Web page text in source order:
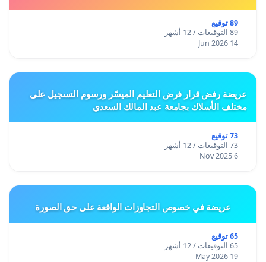
89 توقيع
89 التوقيعات / 12 أشهر
14 Jun 2026
عريضة رفض قرار فرض التعليم الميسّر ورسوم التسجيل على
مختلف الأسلاك بجامعة عبد المالك السعدي
73 توقيع
73 التوقيعات / 12 أشهر
6 Nov 2025
عريضة في خصوص التجاوزات الواقعة على حق الصورة
65 توقيع
65 التوقيعات / 12 أشهر
19 May 2026